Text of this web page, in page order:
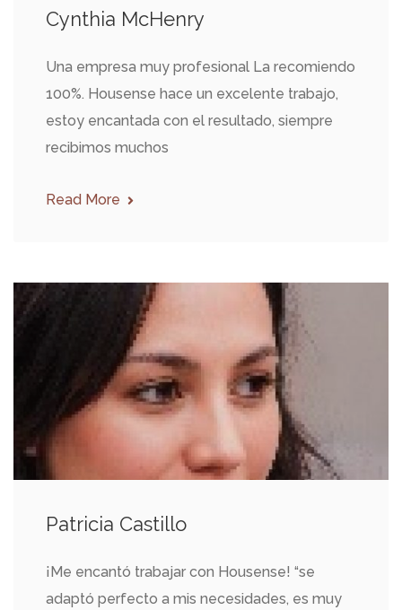
Cynthia McHenry
Una empresa muy profesional La recomiendo
100%. Housense hace un excelente trabajo,
estoy encantada con el resultado, siempre
recibimos muchos
Read More
Patricia Castillo
¡Me encantó trabajar con Housense! “se
adaptó perfecto a mis necesidades, es muy